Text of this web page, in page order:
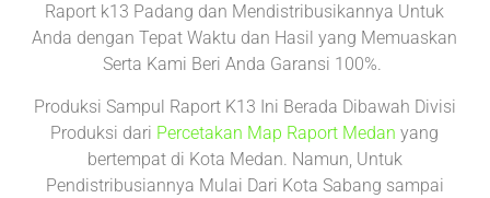
Raport k13 Padang dan Mendistribusikannya Untuk
Anda dengan Tepat Waktu dan Hasil yang Memuaskan
Serta Kami Beri Anda Garansi 100%.
Produksi Sampul Raport K13 Ini Berada Dibawah Divisi
Produksi dari Percetakan Map Raport Medan yang
bertempat di Kota Medan. Namun, Untuk
Pendistribusiannya Mulai Dari Kota Sabang sampai